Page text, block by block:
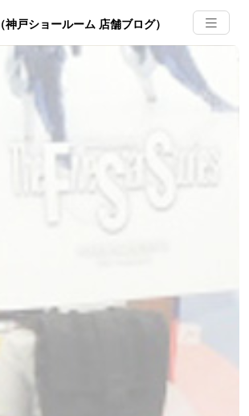
（神戸ショールーム 店舗ブログ）